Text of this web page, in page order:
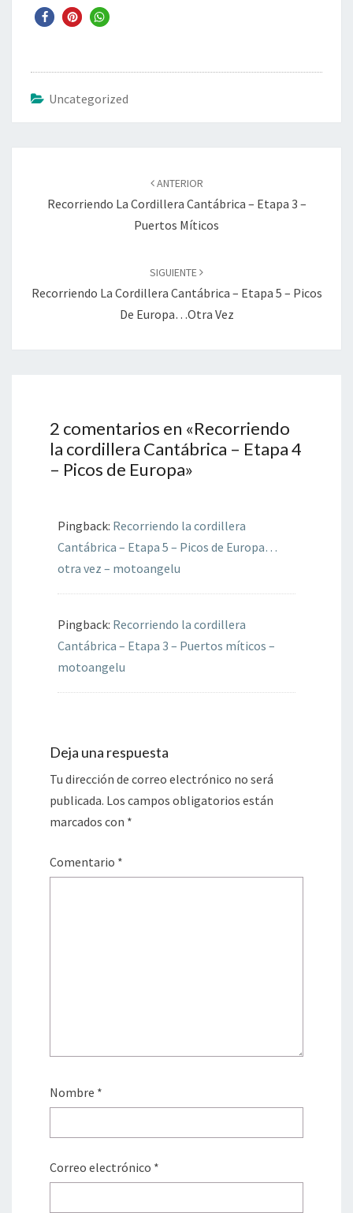
Uncategorized
entradas
ANTERIOR
Recorriendo La Cordillera Cantábrica – Etapa 3 –
Puertos Míticos
SIGUIENTE
Recorriendo La Cordillera Cantábrica – Etapa 5 – Picos
De Europa…otra Vez
2 comentarios en «Recorriendo
la cordillera Cantábrica – Etapa 4
– Picos de Europa»
Pingback: Recorriendo la cordillera
Cantábrica – Etapa 5 – Picos de Europa…
otra vez – motoangelu
Pingback: Recorriendo la cordillera
Cantábrica – Etapa 3 – Puertos míticos –
motoangelu
Deja una respuesta
Tu dirección de correo electrónico no será
publicada. Los campos obligatorios están
marcados con *
Comentario *
Nombre *
Correo electrónico *